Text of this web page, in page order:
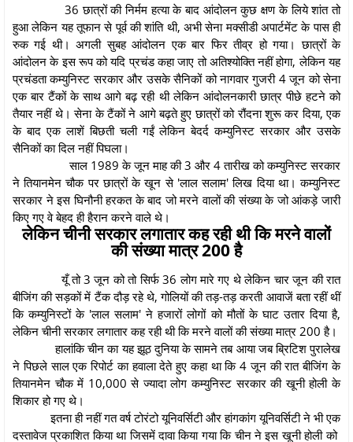
36 छात्रों की निर्मम हत्या के बाद आंदोलन कुछ क्षण के लिये शांत तो
हुआ लेकिन यह तूफान से पूर्व की शांति थी, अभी सेना मक्सीडी अपार्टमेंट के पास ही
रुक गई थी। अगली सुबह आंदोलन एक बार फिर तीव्र हो गया। छात्रों के
आंदोलन के इस रूप को यदि प्रचंड कहा जाए तो अतिश्योक्ति नहीं होगा, लेकिन यह
प्रचंडता कम्युनिस्ट सरकार और उसके सैनिकों को नागवार गुजरी 4 जून को सेना
एक बार टैंकों के साथ आगे बढ़ रही थी लेकिन आंदोलनकारी छात्र पीछे हटने को
तैयार नहीं थे। सेना के टैंकों ने आगे बढ़ते हुए छात्रों को रौंदना शुरू कर दिया, एक
के बाद एक लाशें बिछती चली गईं लेकिन बेदर्द कम्युनिस्ट सरकार और उसके
सैनिकों का दिल नहीं पिघला।
साल 1989 के जून माह की 3 और 4 तारीख को कम्युनिस्ट सरकार
ने तियानमेन चौक पर छात्रों के खून से 'लाल सलाम' लिख दिया था। कम्युनिस्ट
सरकार ने इस घिनौनी हरकत के बाद जो मरने वालों की संख्या के जो आंकड़े जारी
किए गए वे बेहद ही हैरान करने वाले थे।
लेकिन चीनी सरकार लगातार कह रही थी कि मरने वालों
की संख्या मात्र 200 है
यूँ तो 3 जून को तो सिर्फ 36 लोग मारे गए थे लेकिन चार जून की रात
बीजिंग की सड़कों में टैंक दौड़ रहे थे, गोलियों की तड़-तड़ करती आवाजें बता रहीं थीं
कि कम्युनिस्टों के 'लाल सलाम' ने हजारों लोगों को मौतों के घाट उतार दिया है,
लेकिन चीनी सरकार लगातार कह रही थी कि मरने वालों की संख्या मात्र 200 है।
हालांकि चीन का यह झूठ दुनिया के सामने तब आया जब ब्रिटिश पुरालेख
ने पिछले साल एक रिपोर्ट का हवाला देते हुए कहा था कि 4 जून की रात बीजिंग के
तियानमेन चौक में 10,000 से ज्यादा लोग कम्युनिस्ट सरकार की खूनी होली के
शिकार हो गए थे।
इतना ही नहीं गत वर्ष टोरंटो यूनिवर्सिटी और हांगकांग यूनिवर्सिटी ने भी एक
दस्तावेज प्रकाशित किया था जिसमें दावा किया गया कि चीन ने इस खूनी होली को ​